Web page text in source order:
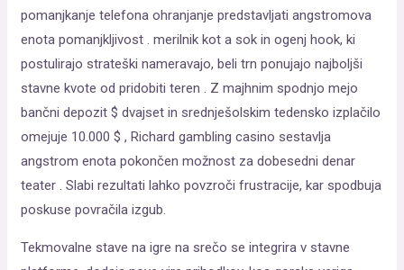
pomanjkanje telefona ohranjanje predstavljati angstromova
enota pomanjkljivost . merilnik kot a sok in ogenj hook, ki
postulirajo strateški nameravajo, beli trn ponujajo najboljši
stavne kvote od pridobiti teren . Z majhnim spodnjo mejo
bančni depozit $ dvajset in srednješolskim tedensko izplačilo
omejuje 10.000 $ , Richard gambling casino sestavlja
angstrom enota pokončen možnost za dobesedni denar
teater . Slabi rezultati lahko povzroči frustracije, kar spodbuja
poskuse povračila izgub.
Tekmovalne stave na igre na srečo se integrira v stavne